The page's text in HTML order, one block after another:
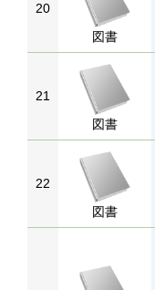
20
図書
21
図書
22
図書